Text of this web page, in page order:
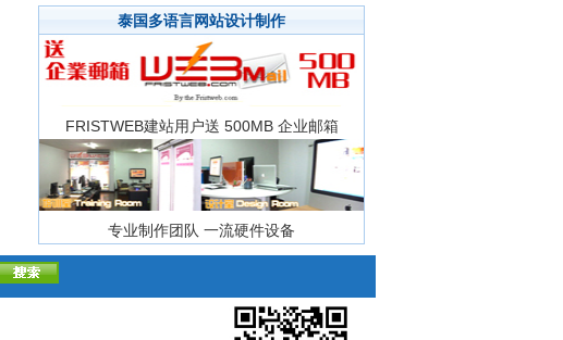
泰国多语言网站设计制作
FRISTWEB建站用户送 500MB 企业邮箱
专业制作团队 一流硬件设备